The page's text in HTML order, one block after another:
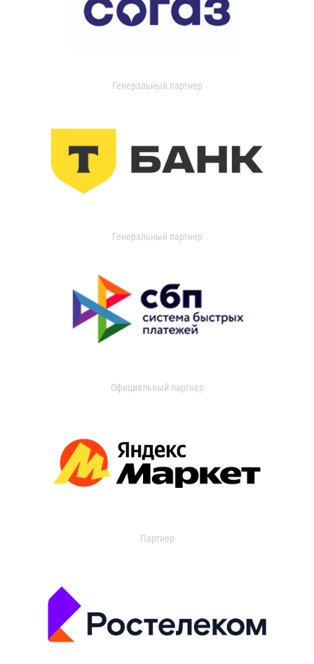
Генеральный партнер
Генеральный партнер
Официальный партнер
Партнер